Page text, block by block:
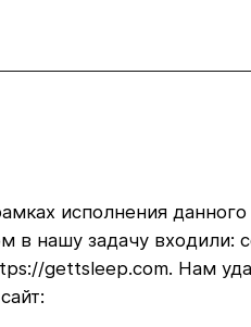
исполнения
в нашу задачу входили:
gettsleep.com. Нам